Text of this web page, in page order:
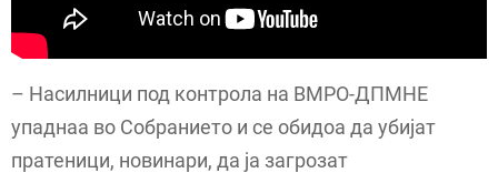
– Насилници под контрола на ВМРО-ДПМНЕ
упаднаа во Собранието и се обидоа да убијат
пратеници, новинари, да ја загрозат